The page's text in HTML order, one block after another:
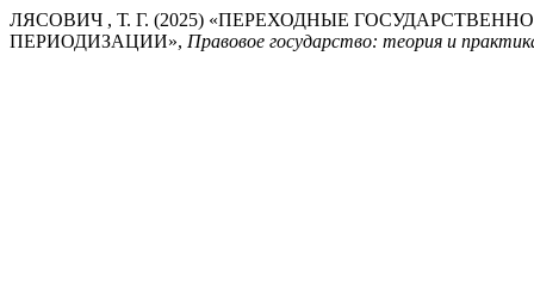
ЛЯСОВИЧ , Т. Г. (2025) «ПЕРЕХОДНЫЕ
ПЕРИОДИЗАЦИИ», Правовое государство: теория и